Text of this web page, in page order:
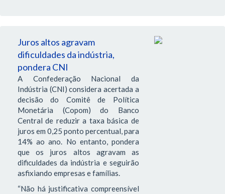
Juros altos agravam
dificuldades da indústria,
pondera CNI
A Confederação Nacional da
Indústria (CNI) considera acertada a
decisão do Comitê de Política
Monetária (Copom) do Banco
Central de reduzir a taxa básica de
juros em 0,25 ponto percentual, para
14% ao ano. No entanto, pondera
que os juros altos agravam as
dificuldades da indústria e seguirão
asfixiando empresas e famílias.
“Não há justificativa compreensível